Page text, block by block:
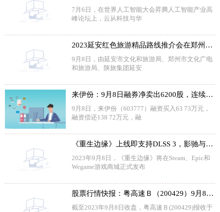
7月6日，在世界人工智能大会昇腾人工智能产业高
峰论坛上，云从科技与华
2023延安红色旅游精品路线推介会在郑州拉开帷幕
9月8日，由延安市文化和旅游局、郑州市文化广电
和旅游局、陕旅集团延安
来伊份：9月8日融券净卖出6200股，连续3日累计净卖出1.8万股
9月8日，来伊份（603777）融资买入63 73万元，
融资偿还138 72万元，融
《重生边缘》上线即支持DLSS 3，影驰与你“芯控”一夏
2023年9月8日，《重生边缘》将在Steam、Epic和
Wegame游戏商城正式发布
股票行情快报：粤高速Ｂ（200429）9月8日主力资金净买入19.27万元
截至2023年9月8日收盘，粤高速Ｂ(200429)报收于